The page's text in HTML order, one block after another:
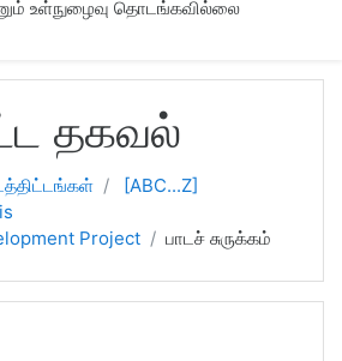
உள்நுழைவு தொடங்கவில்லை
தகவல்
[ABC...Z]
Project
பாடச் சுருக்கம்